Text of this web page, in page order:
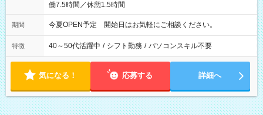
働7.5時間／休憩1.5時間
期間 今夏OPEN予定 開始日はお気軽にご相談ください。
特徴 40～50代活躍中 / シフト勤務 / パソコンスキル不要
気になる！ 応募する 詳細へ